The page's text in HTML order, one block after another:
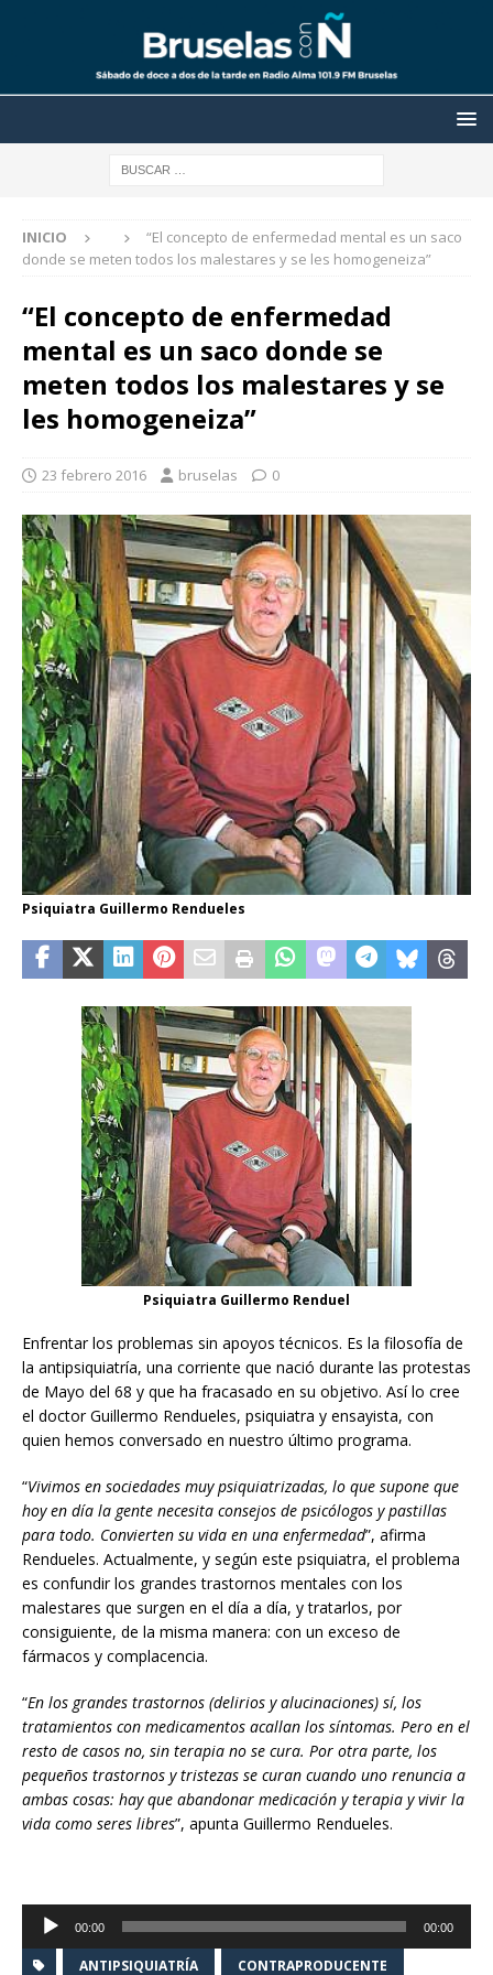
INICIO
“El concepto de enfermedad mental es un saco
donde se meten todos los malestares y se les homogeneiza”
“El concepto de enfermedad
mental es un saco donde se
meten todos los malestares y se
les homogeneiza”
23 febrero 2016 bruselas 0
Psiquiatra Guillermo Rendueles
Psiquiatra Guillermo Renduel
Enfrentar los problemas sin apoyos técnicos. Es la filosofía de
la antipsiquiatría, una corriente que nació durante las protestas
de Mayo del 68 y que ha fracasado en su objetivo. Así lo cree
el doctor Guillermo Rendueles, psiquiatra y ensayista, con
quien hemos conversado en nuestro último programa.
“Vivimos en sociedades muy psiquiatrizadas, lo que supone que
hoy en día la gente necesita consejos de psicólogos y pastillas
para todo. Convierten su vida en una enfermedad”, afirma
Rendueles. Actualmente, y según este psiquiatra, el problema
es confundir los grandes trastornos mentales con los
malestares que surgen en el día a día, y tratarlos, por
consiguiente, de la misma manera: con un exceso de
fármacos y complacencia.
“En los grandes trastornos (delirios y alucinaciones) sí, los
tratamientos con medicamentos acallan los síntomas. Pero en el
resto de casos no, sin terapia no se cura. Por otra parte, los
pequeños trastornos y tristezas se curan cuando uno renuncia a
ambas cosas: hay que abandonar medicación y terapia y vivir la
vida como seres libres”, apunta Guillermo Rendueles.
Reproductor
audio
00:00 00:00
ANTIPSIQUIATRÍA CONTRAPRODUCENTE